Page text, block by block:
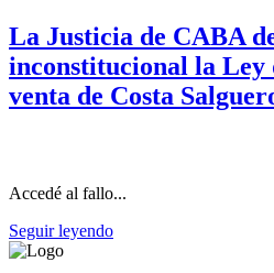
La Justicia de CABA
inconstitucional la Ley
venta de Costa
Accedé al fallo...
Seguir leyendo